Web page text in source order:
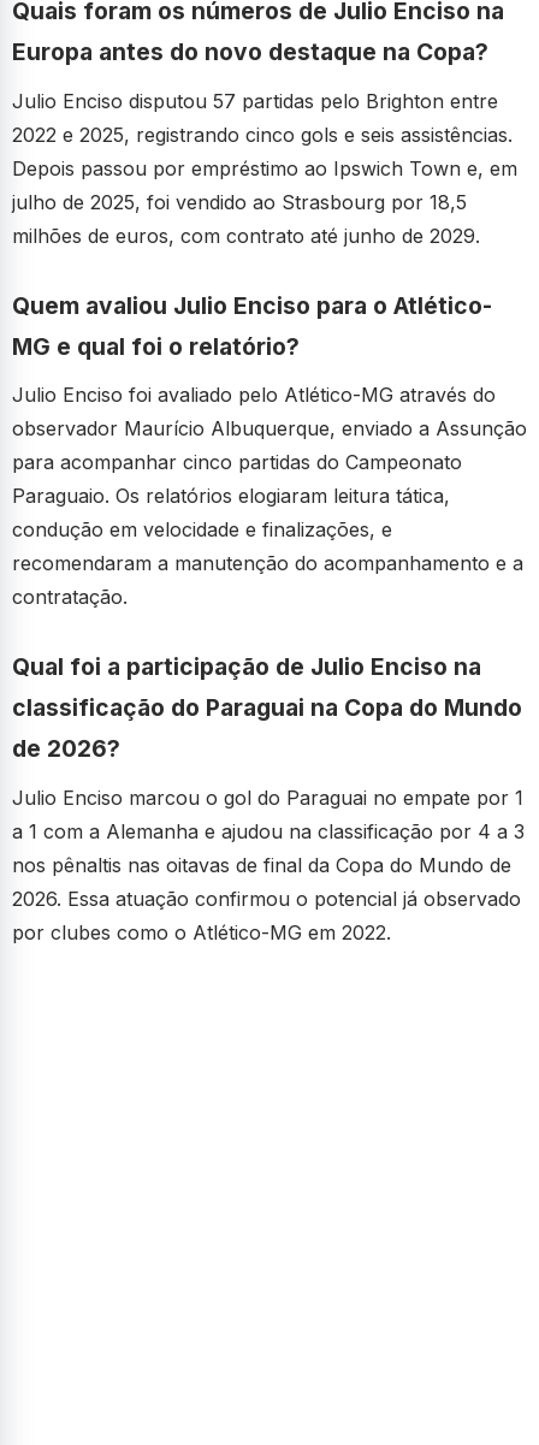
Quais foram os números de Julio Enciso na
Europa antes do novo destaque na Copa?
Julio Enciso disputou 57 partidas pelo Brighton entre
2022 e 2025, registrando cinco gols e seis assistências.
Depois passou por empréstimo ao Ipswich Town e, em
julho de 2025, foi vendido ao Strasbourg por 18,5
milhões de euros, com contrato até junho de 2029.
Quem avaliou Julio Enciso para o Atlético-
MG e qual foi o relatório?
Julio Enciso foi avaliado pelo Atlético-MG através do
observador Maurício Albuquerque, enviado a Assunção
para acompanhar cinco partidas do Campeonato
Paraguaio. Os relatórios elogiaram leitura tática,
condução em velocidade e finalizações, e
recomendaram a manutenção do acompanhamento e a
contratação.
Qual foi a participação de Julio Enciso na
classificação do Paraguai na Copa do Mundo
de 2026?
Julio Enciso marcou o gol do Paraguai no empate por 1
a 1 com a Alemanha e ajudou na classificação por 4 a 3
nos pênaltis nas oitavas de final da Copa do Mundo de
2026. Essa atuação confirmou o potencial já observado
por clubes como o Atlético-MG em 2022.